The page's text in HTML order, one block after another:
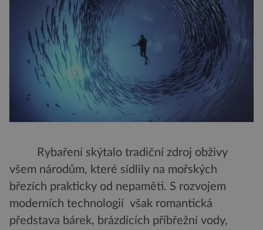
Rybaření skýtalo tradiční zdroj obživy
všem národům, které sídlily na mořských
březích prakticky od nepaměti. S rozvojem
moderních technologií však romantická
představa bárek, brázdících příbřežní vody,